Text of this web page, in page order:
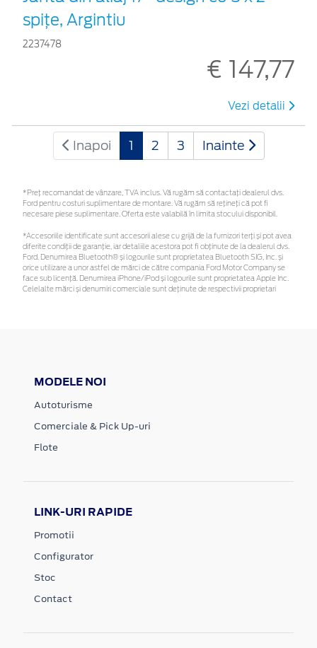
spiţe, Argintiu
2237478
€ 147,77
Vezi detalii
Inapoi 1 2 3 Inainte
*Preţ recomandat de vânzare, TVA inclus. Vă rugăm să contactaţi dealerul dvs.
Ford pentru costuri suplimentare de montare. Vă rugăm să rețineți că pot fi
necesare piese suplimentare. Oferta este valabilă în limita stocului disponibil.
*Accesoriile identificate sunt accesorii alese cu grijă de la furnizori terți și pot avea
diferite condiții de garanție, iar detaliile acestora pot fi obținute de la dealerul dvs.
Ford. Denumirea Bluetooth® și logourile sunt proprietatea Bluetooth SIG, Inc. și
orice utilizare a unor astfel de mărci de către compania Ford Motor Company se
face sub licență. Denumirea iPhone/iPod și logourile sunt proprietatea Apple Inc.
Celelalte mărci și denumiri comerciale sunt deținute de respectivii proprietari
MODELE NOI
Autoturisme
Comerciale & Pick Up-uri
Flote
LINK-URI RAPIDE
Promotii
Configurator
Stoc
Contact